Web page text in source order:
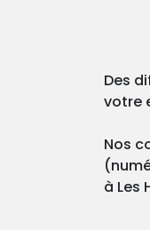
Des
votre
Nos
à Les